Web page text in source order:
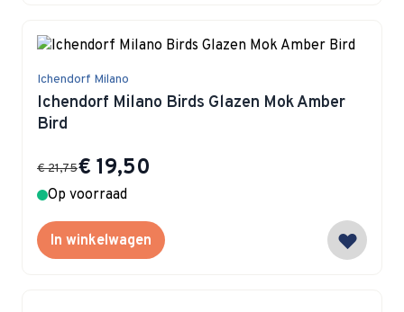
Ichendorf Milano
Ichendorf Milano Birds Glazen Mok Amber
Bird
Special Price
€ 19,50
€ 21,75
Op voorraad
In winkelwagen